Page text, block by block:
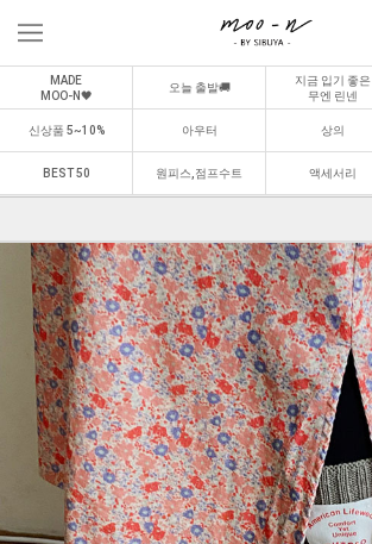
MADE
MOO-N🖤
오늘 출발🚚
지금 입기 좋은
무엔 린넨
신상품 5~10% 아우터 상의
BEST 50 원피스,점프수트 액세서리